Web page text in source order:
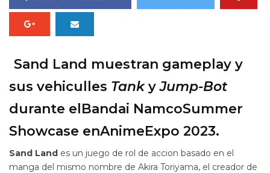
Sand Land muestran gameplay y
sus vehiculles TankyJump-Bot
durante elBandai NamcoSummer
Showcase enAnimeExpo 2023.
Sand Land es un juego de rol de accion basado en el
manga del mismo nombre de Akira Toriyama, el creador de